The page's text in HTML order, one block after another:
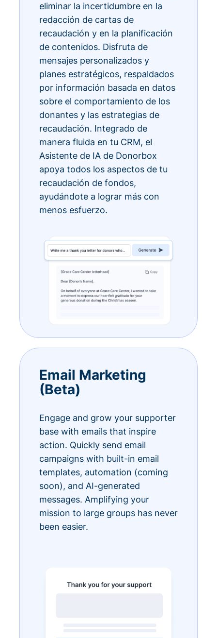
eliminar la incertidumbre en la
redacción de cartas de
recaudación y en la planificación
de contenidos. Disfruta de
mensajes personalizados y
planes estratégicos, respaldados
por información basada en datos
sobre el comportamiento de los
donantes y las estrategias de
recaudación. Integrado de
manera fluida en tu CRM, el
Asistente de IA de Donorbox
apoya todos los aspectos de tu
recaudación de fondos,
ayudándote a lograr más con
menos esfuerzo.
Email Marketing
(Beta)
Engage and grow your supporter
base with emails that inspire
action. Quickly send email
campaigns with built-in email
templates, automation (coming
soon), and AI-generated
messages. Amplifying your
mission to large groups has never
been easier.